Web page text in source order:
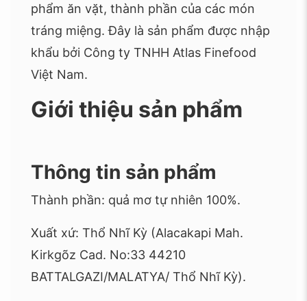
phẩm ăn vặt, thành phần của các món
tráng miệng. Đây là sản phẩm được nhập
khẩu bởi Công ty TNHH Atlas Finefood
Việt Nam.
Giới thiệu sản phẩm
Thông tin sản phẩm
Thành phần: quả mơ tự nhiên 100%.
Xuất xứ: Thổ Nhĩ Kỳ (Alacakapi Mah.
Kirkgõz Cad. No:33 44210
BATTALGAZI/MALATYA/ Thổ Nhĩ Kỳ).